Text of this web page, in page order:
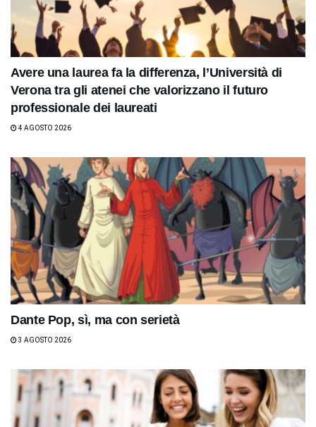
Avere una laurea fa la differenza, l’Università di
Verona tra gli atenei che valorizzano il futuro
professionale dei laureati
4 AGOSTO 2026
Dante Pop, sì, ma con serietà
3 AGOSTO 2026